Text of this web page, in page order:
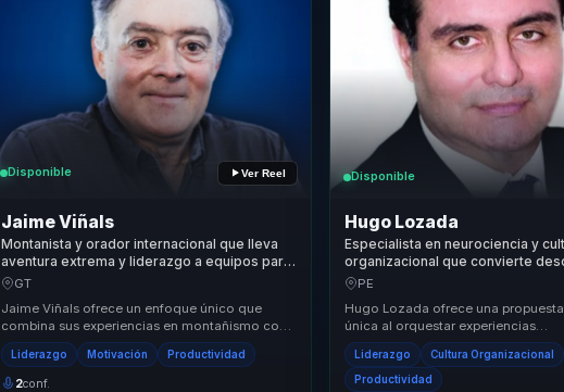
Disponible Ver Reel
Jaime Viñals
Montanista y orador internacional que lleva
aventura extrema y liderazgo a equipos para
convertir presion en resiliencia, foco y
GT
Jaime Viñals ofrece un enfoque único que
combina sus experiencias en montañismo con
principios de liderazgo y resiliencia. Su
metodología...
Liderazgo Motivación Productividad
2conf.
Disponible
Hugo Lozada
Especialista en neurociencia y
organizacional que convierte
operativo en cohesión, ejecución y
PE
Hugo Lozada ofrece una
única al orquestar experiencias
transformadoras que permiten a
directivos y responsabl...
Liderazgo Cultura Organizacional
Productividad